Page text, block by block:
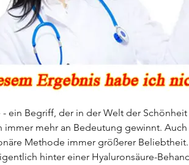
- ein Begriff, der in der Welt der
immer mehr an Bedeutung gewinnt.
Methode immer größerer
hinter einer Hyaluronsäure-